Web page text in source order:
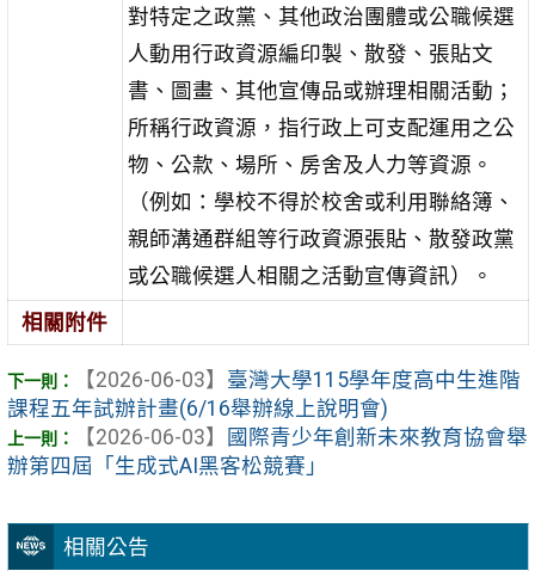
相關公告
對特定之政黨、其他政治團體或公職候選
人動用行政資源編印製、散發、張貼文
書、圖畫、其他宣傳品或辦理相關活動；
所稱行政資源，指行政上可支配運用之公
物、公款、場所、房舍及人力等資源。
（例如：學校不得於校舍或利用聯絡簿、
親師溝通群組等行政資源張貼、散發政黨
或公職候選人相關之活動宣傳資訊）。
相關附件
【2026-06-03】 臺灣大學115學年度高中生進階
課程五年試辦計畫(6/16舉辦線上說明會)
【2026-06-03】
國際青少年創新未來教育協會舉
辦第四屆「生成式AI黑客松競賽」